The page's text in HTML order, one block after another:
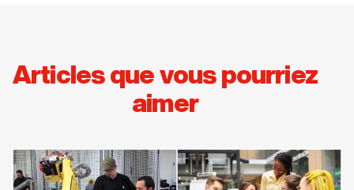
Articles que vous pourriez
aimer